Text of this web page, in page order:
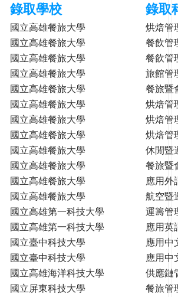
錄取學校 錄取
國立高雄餐旅大學
烘焙管
國立高雄餐旅大學
餐飲管
國立高雄餐旅大學
餐飲管
國立高雄餐旅大學
旅館管
國立高雄餐旅大學
餐旅暨
國立高雄餐旅大學
烘焙管
國立高雄餐旅大學
烘焙管
國立高雄餐旅大學
烘焙管
國立高雄餐旅大學
休閒暨
國立高雄餐旅大學
餐旅暨
國立高雄餐旅大學
應用外
國立高雄餐旅大學
航空暨
國立高雄第一科技大學
運籌管
國立高雄第一科技大學
應用英
國立臺中科技大學
應用中
國立臺中科技大學
應用中
國立高雄海洋科技大學
供應鏈
國立屏東科技大學
餐旅管